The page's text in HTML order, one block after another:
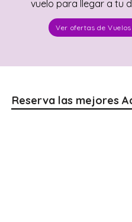
vuelo para llegar a tu
Ver ofertas de Vuelos
Reserva las mejores